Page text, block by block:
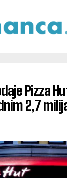
Pizza
2,7